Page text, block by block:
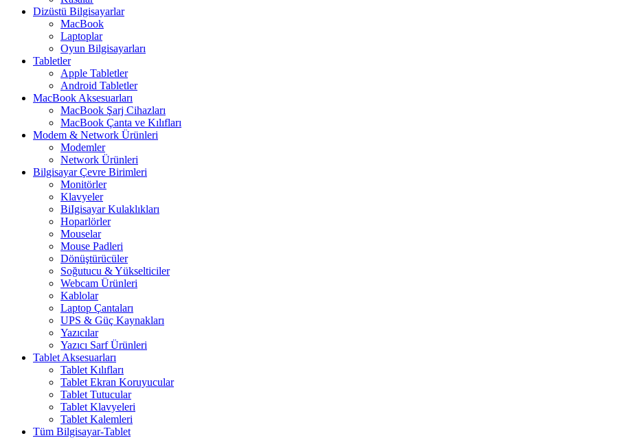
Dizüstü Bilgisayarlar
MacBook
Laptoplar
Oyun Bilgisayarları
Tabletler
Apple Tabletler
Android Tabletler
MacBook Aksesuarları
MacBook Şarj Cihazları
MacBook Çanta ve Kılıfları
Modem & Network Ürünleri
Modemler
Network Ürünleri
Bilgisayar Çevre Birimleri
Monitörler
Klavyeler
BiIgisayar Kulaklıkları
Hoparlörler
Mouselar
Mouse Padleri
Dönüştürücüler
Soğutucu & Yükselticiler
Webcam Ürünleri
Kablolar
Laptop Çantaları
UPS & Güç Kaynakları
Yazıcılar
Yazıcı Sarf Ürünleri
Tablet Aksesuarları
Tablet Kılıfları
Tablet Ekran Koruyucular
Tablet Tutucular
Tablet Klavyeleri
Tablet Kalemleri
Tüm Bilgisayar-Tablet